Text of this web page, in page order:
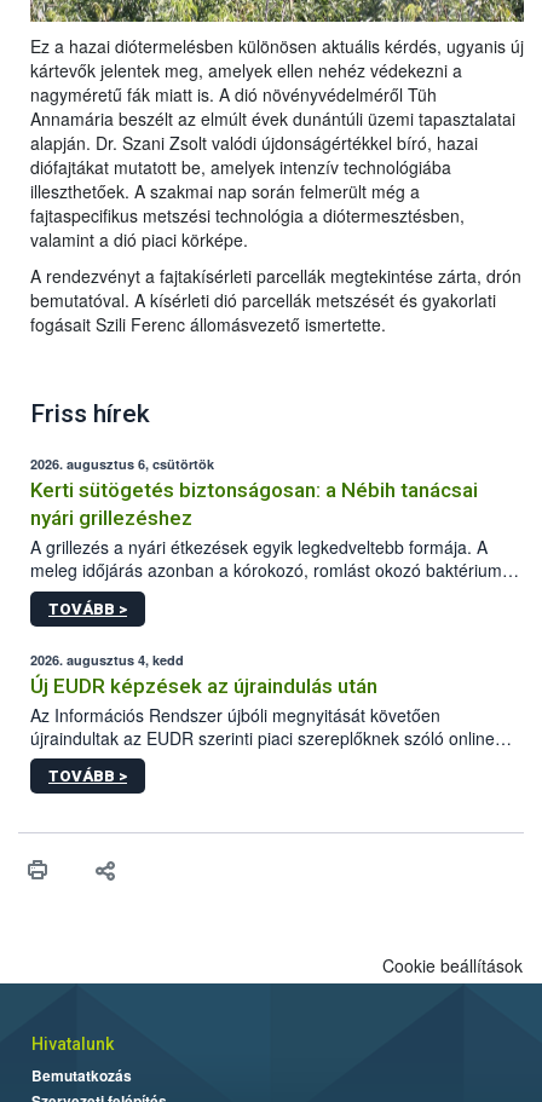
Ez a hazai diótermelésben különösen aktuális kérdés, ugyanis új
kártevők jelentek meg, amelyek ellen nehéz védekezni a
nagyméretű fák miatt is. A dió növényvédelméről Tüh
Annamária beszélt az elmúlt évek dunántúli üzemi tapasztalatai
alapján. Dr. Szani Zsolt valódi újdonságértékkel bíró, hazai
diófajtákat mutatott be, amelyek intenzív technológiába
illeszthetőek. A szakmai nap során felmerült még a
fajtaspecifikus metszési technológia a diótermesztésben,
valamint a dió piaci körképe.
A rendezvényt a fajtakísérleti parcellák megtekintése zárta, drón
bemutatóval. A kísérleti dió parcellák metszését és gyakorlati
fogásait Szili Ferenc állomásvezető ismertette.
Friss hírek
2026. augusztus 6, csütörtök
Kerti sütögetés biztonságosan: a Nébih tanácsai
nyári grillezéshez
A grillezés a nyári étkezések egyik legkedveltebb formája. A
meleg időjárás azonban a kórokozó, romlást okozó baktériumok
gyorsabb szaporodásának is kedvez. A szabadtéri sütögetés
ezért nem csupán a megfelelő sütési technikáról szól: legalább
higiéniai szabályok betartása, a megfelelő hőkezelés, valamint a
maradékok szakszerű tárolása. A Nemzeti Élelmiszerlánc-
biztonsági Hivatal (Nébih) Oktatási Programja összegyűjtötte a
biztonságos grillezés legfontosabb tudnivalóit.
TOVÁBB >
2026. augusztus 4, kedd
Új EUDR képzések az újraindulás után
Az Információs Rendszer újbóli megnyitását követően
újraindultak az EUDR szerinti piaci szereplőknek szóló online
képzések.
TOVÁBB >
Cookie beállítások
Hivatalunk
Bemutatkozás